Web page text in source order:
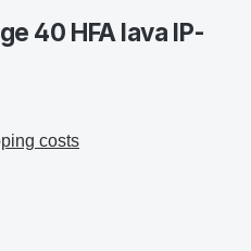
40 HFA lava IP-
costs